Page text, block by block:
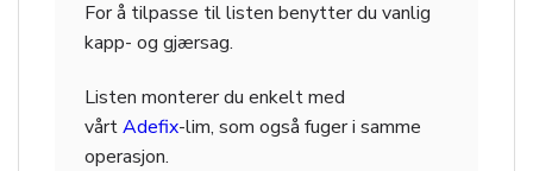
For å tilpasse til listen benytter du vanlig
kapp- og gjærsag.
Listen monterer du enkelt med
vårtAdefix-lim, som også fuger i samme
operasjon.